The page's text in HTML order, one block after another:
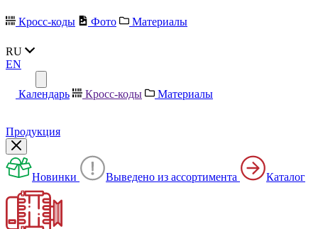
Кросс-коды Фото Материалы
RU
EN
Календарь Кросс-коды Материалы
Продукция
Новинки Выведено из ассортимента Каталог